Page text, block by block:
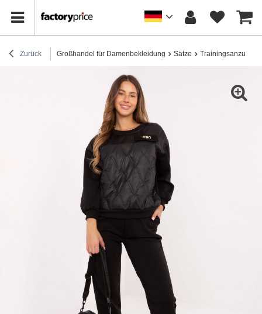
Zurück Großhandel für Damenbekleidung Sätze Trainingsanzug-